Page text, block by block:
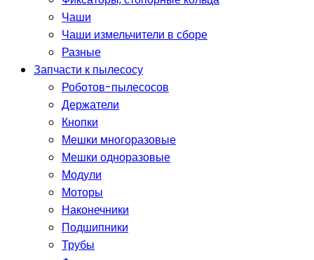
Чаши
Чаши измельчители в сборе
Разные
Запчасти к пылесосу
Роботов-пылесосов
Держатели
Кнопки
Мешки многоразовые
Мешки одноразовые
Модули
Моторы
Наконечники
Подшипники
Трубы